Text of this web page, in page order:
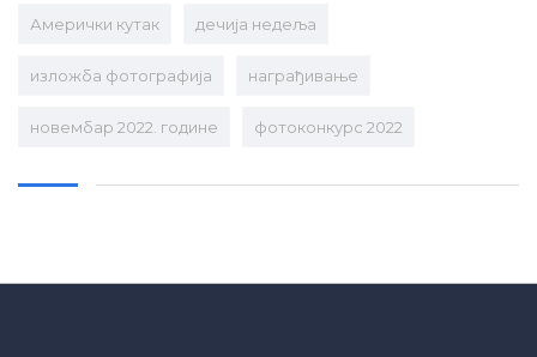
Амерички кутак дечија недеља
изложба фотографија награђивање
новембар 2022. године фотоконкурс 2022